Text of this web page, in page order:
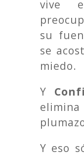
vive
su
se
miedo.
Y
Y eso